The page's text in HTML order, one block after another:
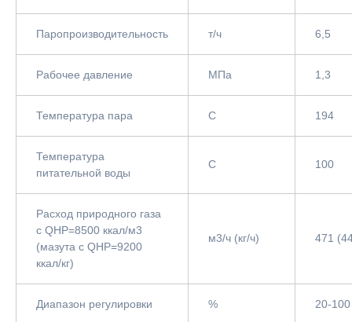
Паропроизводительность т/ч 6,5
Рабочее давление МПа 1,3
Температура пара С 194
Температура
питательной воды
С 100
Расход природного газа
с QНР=8500 ккал/м3
(мазута с QНР=9200
ккал/кг)
м3/ч (кг/ч) 471
Диапазон регулировки % 20-100